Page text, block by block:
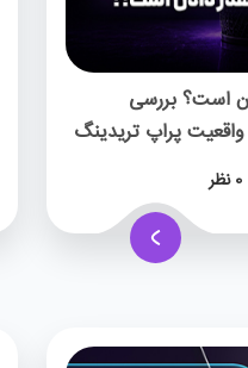
است؟ بررسی
پراپ تریدینگ
0 نظر